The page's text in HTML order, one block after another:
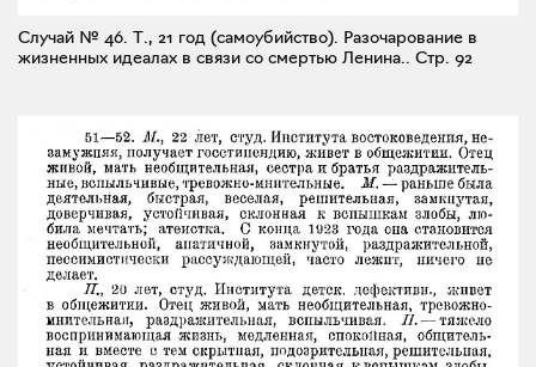
Случай № 46. Т., 21 год (самоубийство). Разочарование в
жизненных идеалах в связи со смертью Ленина.. Стр. 92